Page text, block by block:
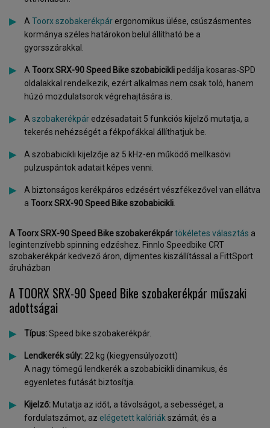
A Toorx szobakerékpár ergonomikus ülése, csúszásmentes
kormánya széles határokon belül állítható be a
gyorsszárakkal.
A Toorx SRX-90 Speed Bike szobabiciklipedálja kosaras-SPD
oldalakkal rendelkezik, ezért alkalmas nem csak toló, hanem
húzó mozdulatsorok végrehajtására is.
A szobakerékpár edzésadatait 5 funkciós kijelző mutatja, a
tekerés nehézségét a fékpofákkal állíthatjuk be.
A szobabicikli kijelzője az 5 kHz-en működő mellkasövi
pulzuspántok adatait képes venni.
A biztonságos kerékpáros edzésért vészfékezővel van ellátva
a Toorx SRX-90 Speed Bike szobabicikli
A Toorx SRX-90Speed Bike szobakerékpártökéletes választás a
legintenzívebb spinning edzéshez. Finnlo Speedbike CRT
szobakerékpár kedvező áron, díjmentes kiszállítással a FittSport
áruházban
A TOORX SRX-90 Speed Bike szobakerékpár műszaki
adottságai
Típus:Speed bike szobakerékpár.
Lendkerék súly: 22 kg (kiegyensúlyozott)
A nagy tömegű lendkerék a szobabicikli dinamikus, és
egyenletes futását biztosítja.
Kijelző: Mutatja az időt, a távolságot, a sebességet, a
fordulatszámot, az elégetett kalóriák számát, és a